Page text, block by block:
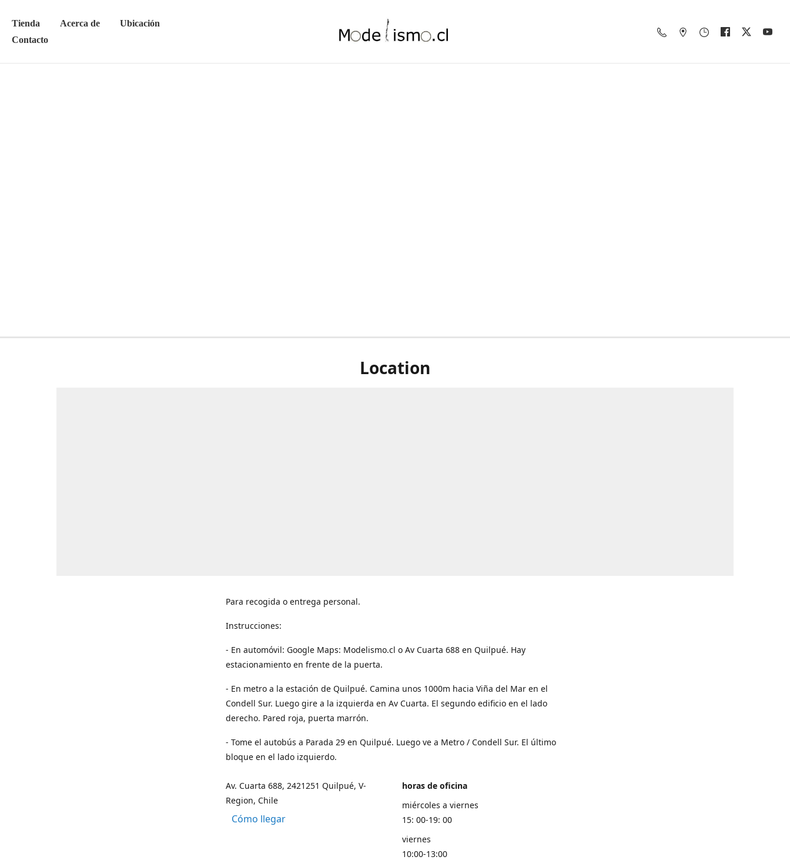
Tienda Acerca de
Ubicación
Contacto
Location
Para recogida o entrega personal.
Instrucciones:
- En automóvil: Google Maps: Modelismo.cl o Av Cuarta 688 en Quilpué. Hay
estacionamiento en frente de la puerta.
- En metro a la estación de Quilpué. Camina unos 1000m hacia Viña del Mar en el
Condell Sur. Luego gire a la izquierda en Av Cuarta. El segundo edificio en el lado
derecho. Pared roja, puerta marrón.
- Tome el autobús a Parada 29 en Quilpué. Luego ve a Metro / Condell Sur. El último
bloque en el lado izquierdo.
Av. Cuarta 688, 2421251 Quilpué, V-
Region, Chile
Cómo llegar
horas de oficina
miércoles a viernes
15: 00-19: 00
viernes
10:00-13:00